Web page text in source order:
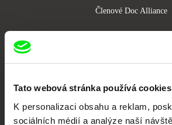
Tato webová stránka používá cookies
K personalizaci obsahu a reklam,
sociálních médií a analýze naší
Členové Doc Alliance